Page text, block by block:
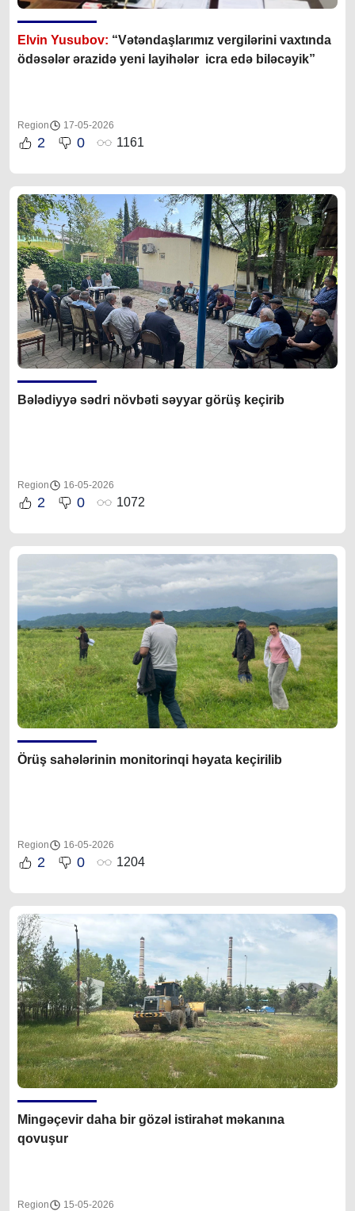
Elvin Yusubov: “Vətəndaşlarımız vergilərini vaxtında
ödəsələr ərazidə yeni layihələr icra edə biləcəyik”
Region 17-05-2026
2 0 1161
Bələdiyyə sədri növbəti səyyar görüş keçirib
Region 16-05-2026
2 0 1072
Örüş sahələrinin monitorinqi həyata keçirilib
Region 16-05-2026
2 0 1204
Mingəçevir daha bir gözəl istirahət məkanına
qovuşur
Region 15-05-2026